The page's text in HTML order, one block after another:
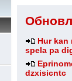
Hur kan
spela pa
dzxisicntc